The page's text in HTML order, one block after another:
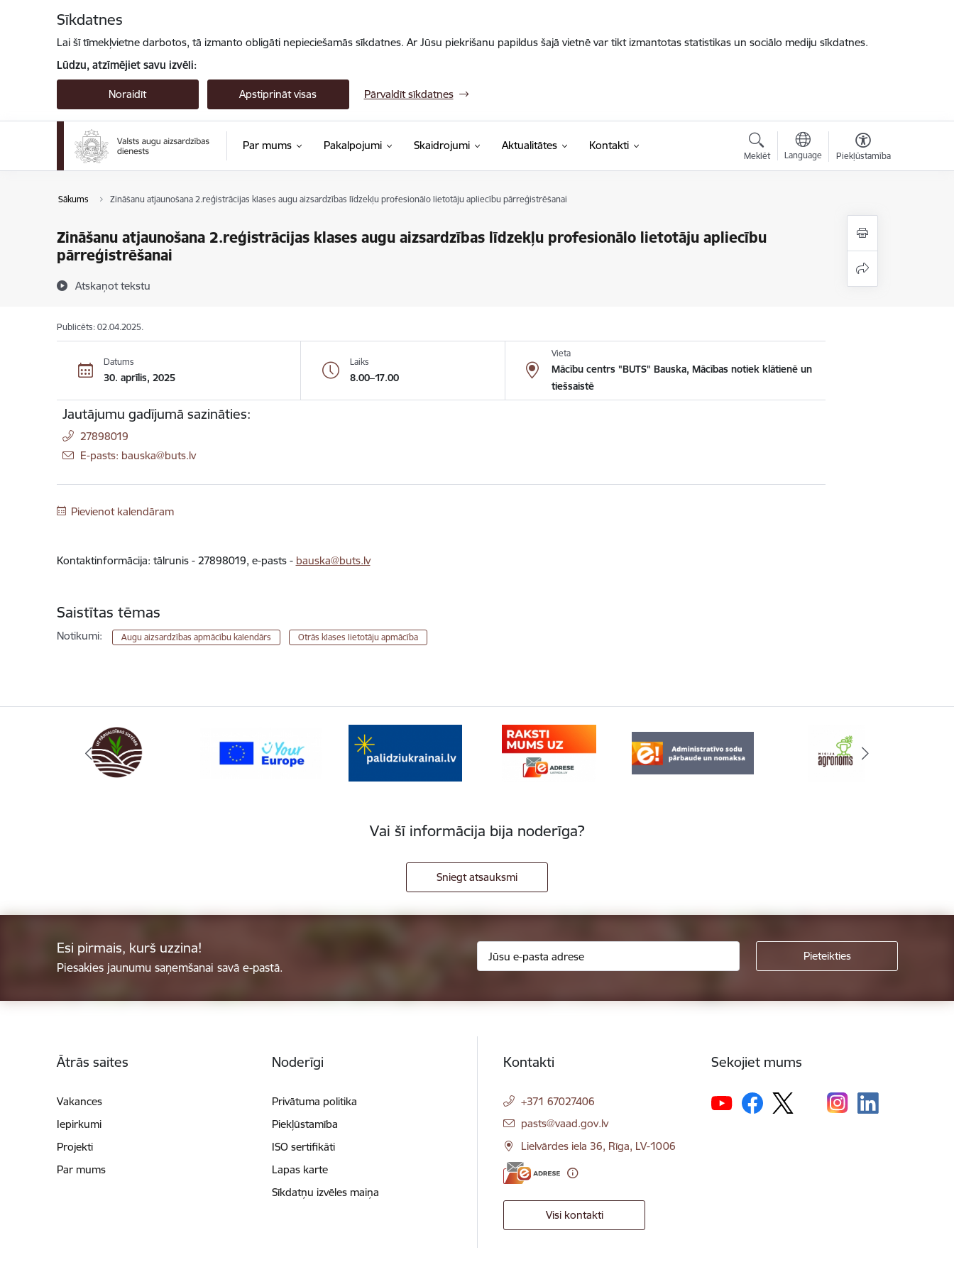
Sīkdatnes
Lai šī tīmekļvietne darbotos, tā izmanto obligāti nepieciešamās sīkdatnes. Ar Jūsu piekrišanu papildus šajā vietnē var tikt izmantotas statistikas un sociālo mediju sīkdatnes.
Lūdzu, atzīmējiet savu izvēli:
Noraidīt Apstiprināt visas Pārvaldīt sīkdatnes
Par mums Pakalpojumi Skaidrojumi Aktualitātes Kontakti
Meklēt Language Piekļūstamība
Sākums Zināšanu atjaunošana 2.reģistrācijas klases augu aizsardzības līdzekļu profesionālo lietotāju apliecību pārreģistrēšanai
Zināšanu atjaunošana 2.reģistrācijas klases augu aizsardzības līdzekļu profesionālo lietotāju apliecību
pārreģistrēšanai
Atskaņot tekstu
Publicēts: 02.04.2025.
Datums
30. aprīlis, 2025
Laiks
8.00–17.00
Vieta
Mācību centrs "BUTS" Bauska, Mācības notiek klātienē un
tiešsaistē
Jautājumu gadījumā sazināties:
27898019
E-pasts: bauska@buts.lv
Pievienot kalendāram
Kontaktinformācija: tālrunis - 27898019, e-pasts - bauska@buts.lv
Saistītas tēmas
Notikumi: Augu aizsardzības apmācību kalendārs Otrās klases lietotāju apmācība
Vai šī informācija bija noderīga?
Sniegt atsauksmi
Esi pirmais, kurš uzzina!
Piesakies jaunumu saņemšanai savā e-pastā.
Ātrās saites
Vakances
Iepirkumi
Projekti
Par mums
Noderīgi
Privātuma politika
Piekļūstamība
ISO sertifikāti
Lapas karte
Sīkdatņu izvēles maiņa
Kontakti
+371 67027406
E-pasts:
pasts@vaad.gov.lv
Lielvārdes iela 36, Rīga, LV-1006
Visi kontakti
Sekojiet mums